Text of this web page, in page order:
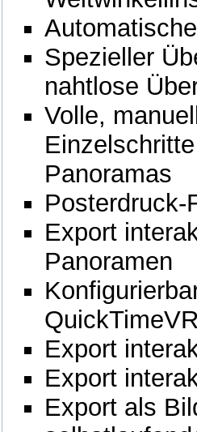
Spezieller
nahtlose
Volle,
Panoramas
Posterdruck-
Export
Panoramen
Export
Export
Export als